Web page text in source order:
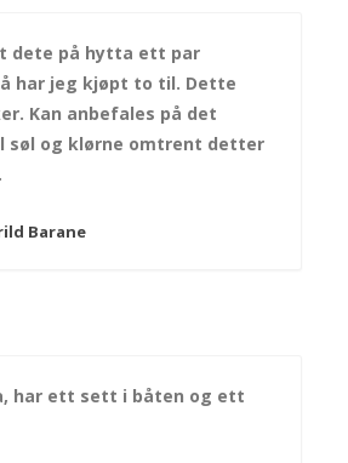
dete på hytta ett par
har jeg kjøpt to til. Dette
Kan anbefales på det
søl og klørne omtrent detter
Barane
har ett sett i båten og ett